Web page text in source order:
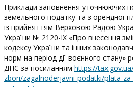
Приклади заповнення уточнюючих
земельного податку та з орендної
із прийняттям Верховою Радою
України № 2120-ІХ «Про внесення
кодексу України та інших
норм на період дії воєнного стану»
ДПС за посиланням https://
zbori/zagalnoderjavni-podatki/plata-